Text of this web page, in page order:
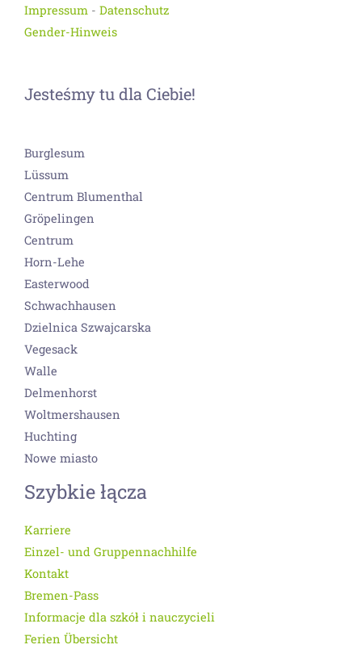
Impressum - Datenschutz
Gender-Hinweis
Jesteśmy tu dla Ciebie!
Burglesum
Lüssum
Centrum Blumenthal
Gröpelingen
Centrum
Horn-Lehe
Easterwood
Schwachhausen
Dzielnica Szwajcarska
Vegesack
Walle
Delmenhorst
Woltmershausen
Huchting
Nowe miasto
Szybkie łącza
Karriere
Einzel- und Gruppennachhilfe
Kontakt
Bremen-Pass
Informacje dla szkół i nauczycieli
Ferien Übersicht